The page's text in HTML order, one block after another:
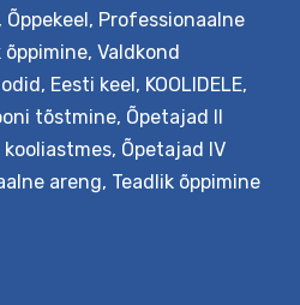
kooli meeskonnad kooli
, Õppekeel, Professionaalne
õppimine, Valdkond
, Eesti keel, KOOLIDELE,
tõstmine, Õpetajad II
kooliastmes, Õpetajad IV
areng, Teadlik õppimine